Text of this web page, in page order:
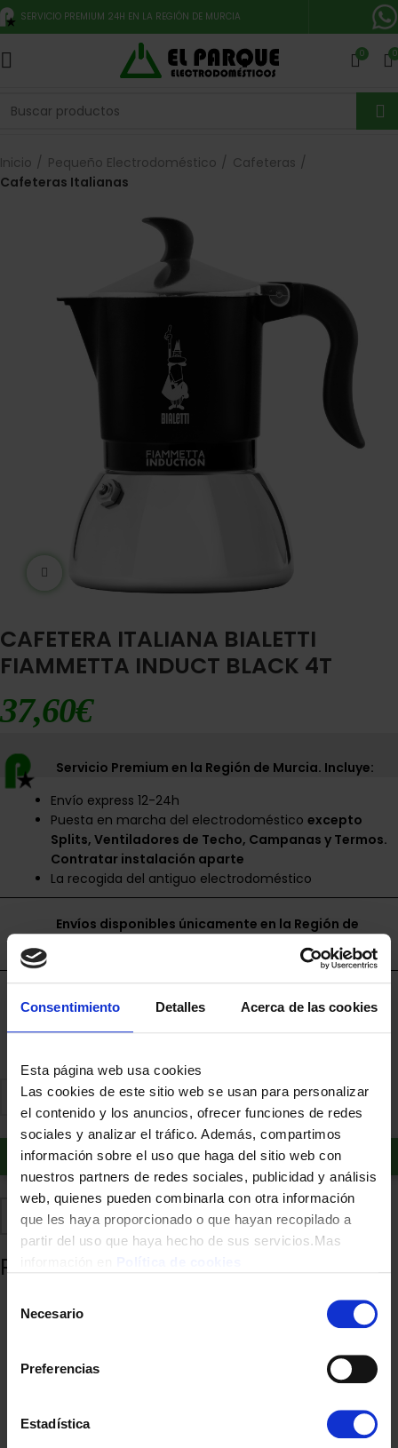
Consentimiento Detalles Acerca de las cookies
Esta página web usa cookies
Las cookies de este sitio web se usan para personalizar
el contenido y los anuncios, ofrecer funciones de redes
sociales y analizar el tráfico. Además, compartimos
información sobre el uso que haga del sitio web con
nuestros partners de redes sociales, publicidad y análisis
web, quienes pueden combinarla con otra información
que les haya proporcionado o que hayan recopilado a
partir del uso que haya hecho de sus servicios.Mas
Necesario
Preferencias
Estadística
SERVICIO PREMIUM 24H EN LA REGIÓN DE MURCIA
0 0
Inicio Pequeño Electrodoméstico
Cafeteras
Cafeteras Italianas
CAFETERA ITALIANA BIALETTI
FIAMMETTA INDUCT BLACK 4T
37,60€
Servicio Premium en la Región de Murcia. Incluye:
Envío express 12-24h
Puesta en marcha del electrodomésticoexcepto
Splits, Ventiladores de Techo, Campanas y Termos.
Contratar instalación aparte
La recogida del antiguo electrodoméstico
Envíos disponibles únicamente en la Región de
Añadir al carrito
Añadir a favoritos Comparte
Productos relacionados